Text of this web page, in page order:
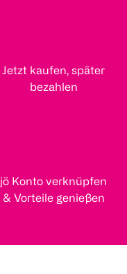
Jetzt kaufen, später
bezahlen
jö Konto verknüpfen
& Vorteile genießen